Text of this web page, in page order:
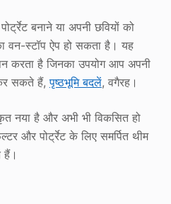
बनाने या अपनी छवियों को
वन-स्टॉप ऐप हो सकता है। यह
करता है जिनका उपयोग आप अपनी
सकते हैं,पृष्ठभूमि बदलें, वगैरह।
नया है और अभी भी विकसित हो
और पोर्ट्रेट के लिए समर्पित थीम
हैं।